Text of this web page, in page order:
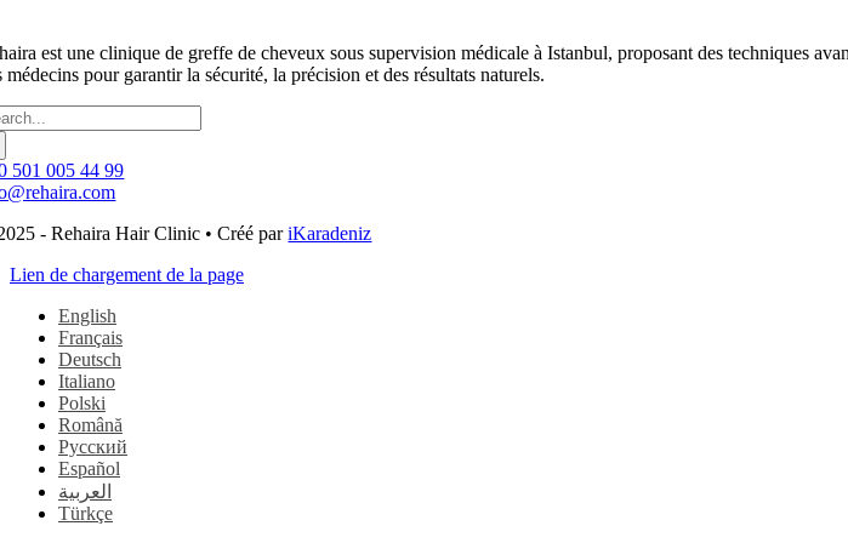
est une clinique de greffe de cheveux sous supervision médicale à Istanbul, proposant des techniques
médecins pour garantir la sécurité, la précision et des résultats naturels.
:
501 005 44 99
- Rehaira Hair Clinic • Créé pariKaradeniz
Lien de chargement de la page
English
Français
Deutsch
Italiano
Polski
Română
Русский
Español
العربية
Türkçe